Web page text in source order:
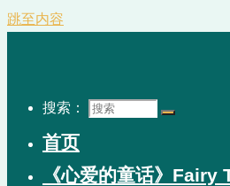
跳至内容
搜索：
首页
《心爱的童话》Fairy